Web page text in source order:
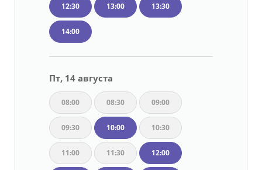
12:30 13:00 13:30
14:00
Пт, 14 августа
08:00 08:30 09:00
09:30 10:00 10:30
11:00 11:30 12:00